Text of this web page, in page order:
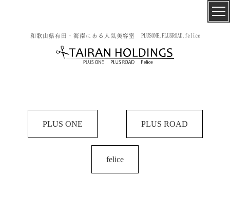
和歌山県有田・海南にある人気美容室 PLUSONE,PLUSROAD,felice
PLUS ONE PLUS ROAD
felice